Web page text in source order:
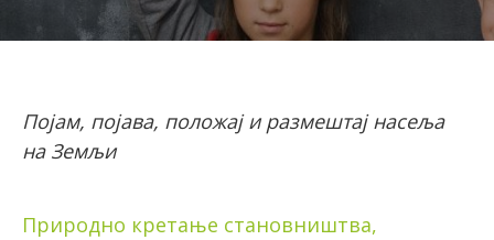
Појам, појава, положај и размештај насеља
на Земљи
Природно кретање становништва,